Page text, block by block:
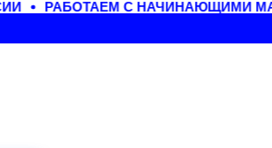
РАБОТАЕМ С НАЧИНАЮЩИМИ